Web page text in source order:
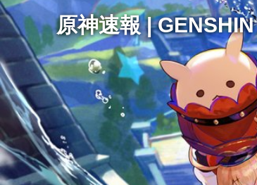
原神速報 |